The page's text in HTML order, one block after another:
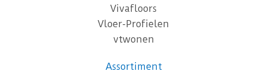
Vivafloors
Vloer-Profielen
vtwonen
Assortiment